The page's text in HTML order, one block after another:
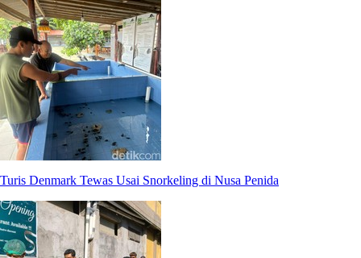
Turis Denmark Tewas Usai Snorkeling di Nusa Penida